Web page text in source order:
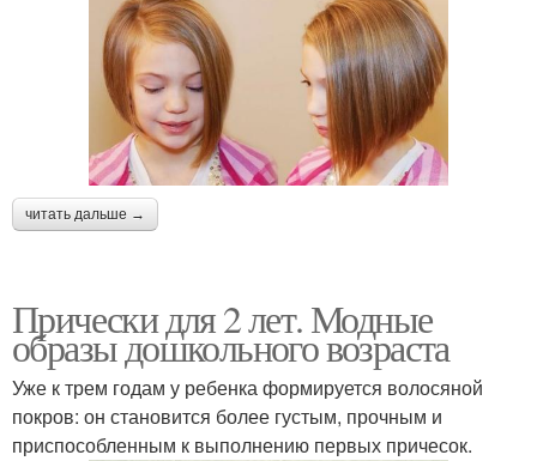
читать дальше →
Прически для 2 лет. Модные
образы дошкольного возраста
Уже к трем годам у ребенка формируется волосяной
покров: он становится более густым, прочным и
приспособленным к выполнению первых причесок.